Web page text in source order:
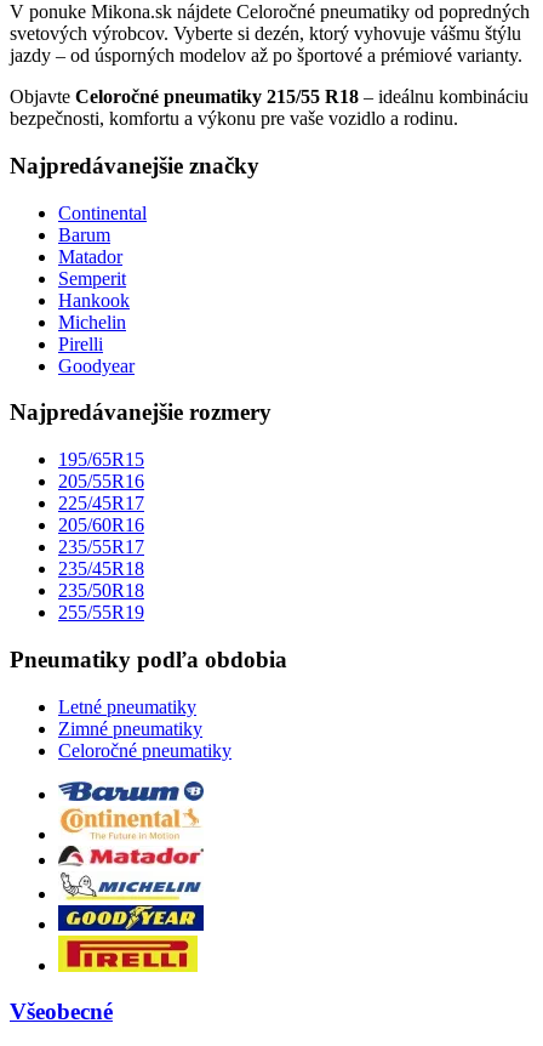
V ponuke Mikona.sk nájdete Celoročné pneumatiky od popredných
svetových výrobcov. Vyberte si dezén, ktorý vyhovuje vášmu štýlu
jazdy – od úsporných modelov až po športové a prémiové varianty.
Objavte Celoročné pneumatiky 215/55 R18 – ideálnu kombináciu
bezpečnosti, komfortu a výkonu pre vaše vozidlo a rodinu.
Najpredávanejšie značky
Continental
Barum
Matador
Semperit
Hankook
Michelin
Pirelli
Goodyear
Najpredávanejšie rozmery
195/65R15
205/55R16
225/45R17
205/60R16
235/55R17
235/45R18
235/50R18
255/55R19
Pneumatiky podľa obdobia
Letné pneumatiky
Zimné pneumatiky
Celoročné pneumatiky
Všeobecné